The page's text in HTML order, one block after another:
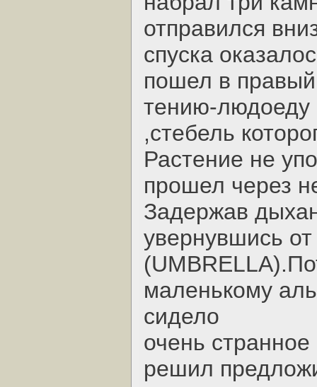
отправился
спуска
пошел в
тению-людоеду
,стебель
Растение не
прошел через
Задержав
увернувшись
маленькому
сидело
очень
решил